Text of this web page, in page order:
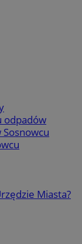
odpadów
Miasta?